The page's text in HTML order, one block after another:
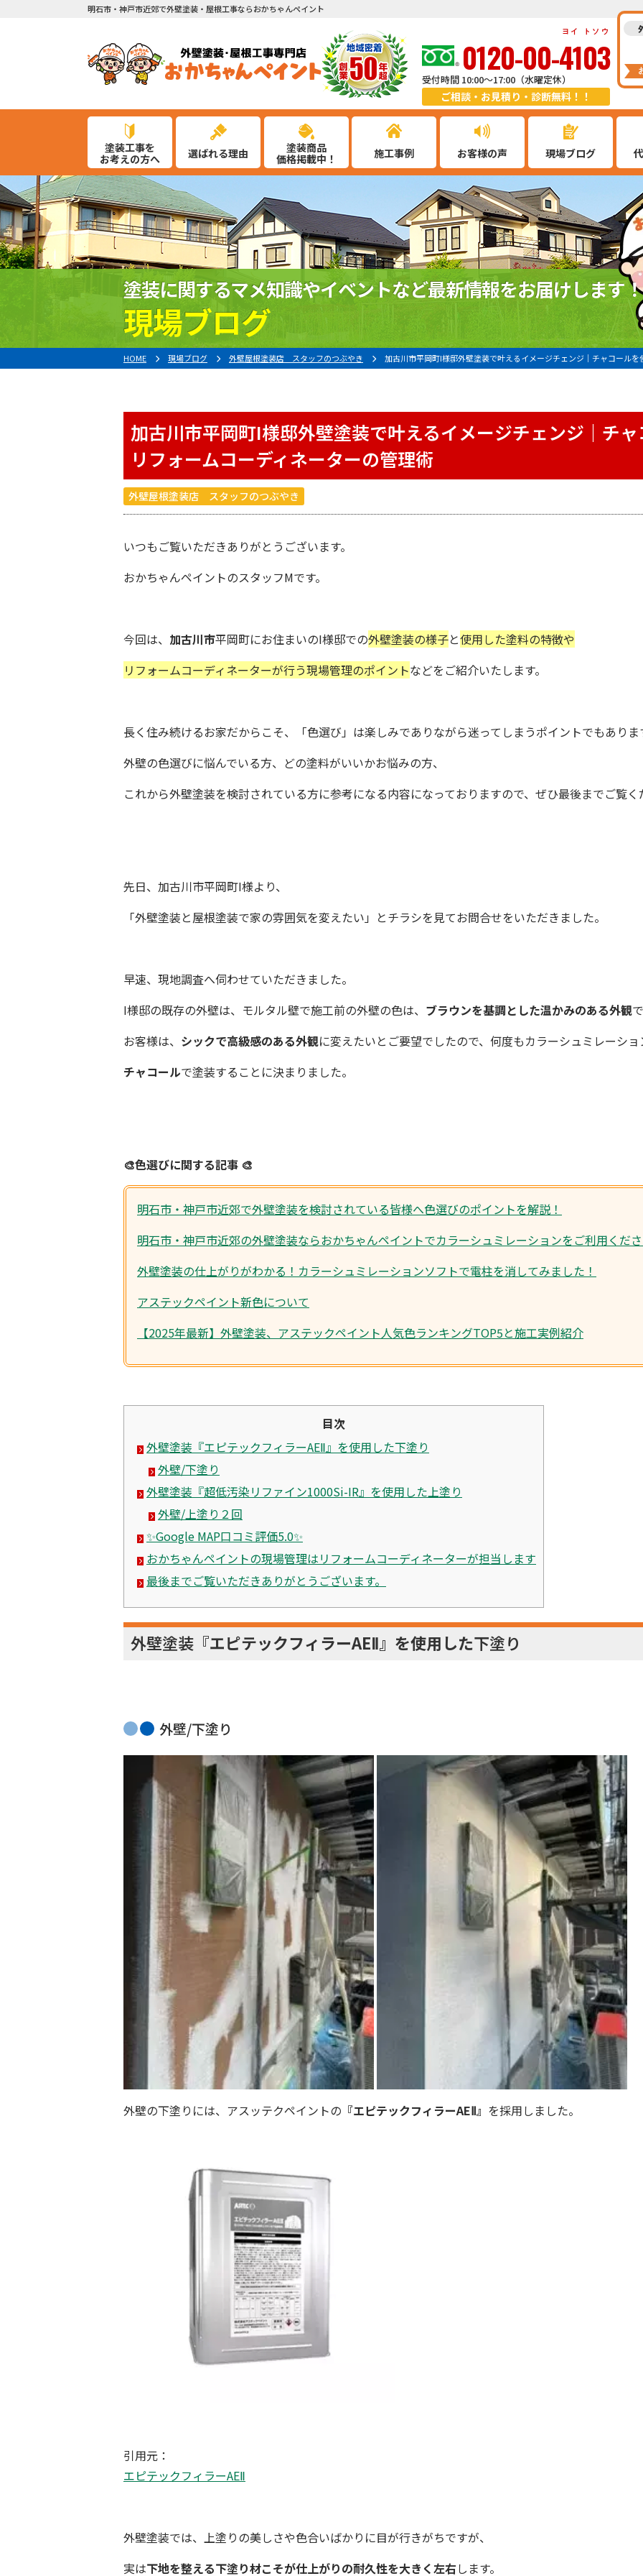
明石市・神戸市近郊で外壁塗装・屋根工事ならおかちゃんペイント
0120-00-4103
ヨイ トソウ
受付時間 10:00～17:00（水曜定休）
ご相談・お見積り・診断無料！！
塗装工事を
お考えの方へ
選ばれる理由
塗装商品
価格掲載中！
施工事例 お客様の声 現場ブログ
塗装に関するマメ知識やイベントなど最新情報をお届けします！
現場ブログ
HOME 現場ブログ 外壁屋根塗装店 スタッフのつぶやき 加古川市平岡町I様邸外壁塗装で叶えるイメージチェンジ｜チャコール
加古川市平岡町I様邸外壁塗装で叶えるイメージチェンジ｜チ
リフォームコーディネーターの管理術
外壁屋根塗装店 スタッフのつぶやき
いつもご覧いただきありがとうございます。
おかちゃんペイントのスタッフMです。
今回は、 加古川市平岡町にお住まいのI様邸での外壁塗装の様子と使用した塗料の特徴や
リフォームコーディネーターが行う現場管理のポイントなどをご紹介いたします。
長く住み続けるお家だからこそ、「色選び」は楽しみでありながら迷ってしまうポイントでもありま
外壁の色選びに悩んでいる方、どの塗料がいいかお悩みの方、
これから外壁塗装を検討されている方に参考になる内容になっておりますので、 ぜひ最後までご覧く
先日、加古川市平岡町I様より、
「外壁塗装と屋根塗装で家の雰囲気を変えたい」とチラシを見てお問合せをいただきました。
早速、現地調査へ伺わせていただきました。
I様邸の既存の外壁は、モルタル壁で施工前の外壁の色は、 ブラウンを基調とした温かみのある外観
お客様は、 シックで高級感のある外観に変えたいとご要望でしたので、何度もカラーシュミレーショ
チャコールで塗装することに決まりました。
🎨色選びに関する記事 🎨
明石市・神戸市近郊で外壁塗装を検討されている皆様へ色選びのポイントを解説！
明石市・神戸市近郊の外壁塗装ならおかちゃんペイントでカラーシュミレーションをご利用くださ
外壁塗装の仕上がりがわかる！カラーシュミレーションソフトで電柱を消してみました！
アステックペイント新色について
【2025年最新】外壁塗装、アステックペイント人気色ランキングTOP5と施工実例紹介
目次
外壁塗装『エピテックフィラーAEⅡ』を使用した下塗り
外壁/下塗り
外壁塗装『超低汚染リファイン1000Si-IR』を使用した上塗り
外壁/上塗り２回
✨Google MAP口コミ評価5.0✨
おかちゃんペイントの現場管理はリフォームコーディネーターが担当します
最後までご覧いただきありがとうございます。
外壁塗装『エピテックフィラーAEⅡ』を使用した下塗り
外壁/下塗り
外壁の下塗りには、アスッテクペイントの 『エピテックフィラーAEⅡ』 を採用しました。
引用元：
エピテックフィラーAEⅡ
外壁塗装では、上塗りの美しさや色合いばかりに目が行きがちですが、
実は下地を整える下塗り材こそが仕上がりの耐久性を大きく左右します。